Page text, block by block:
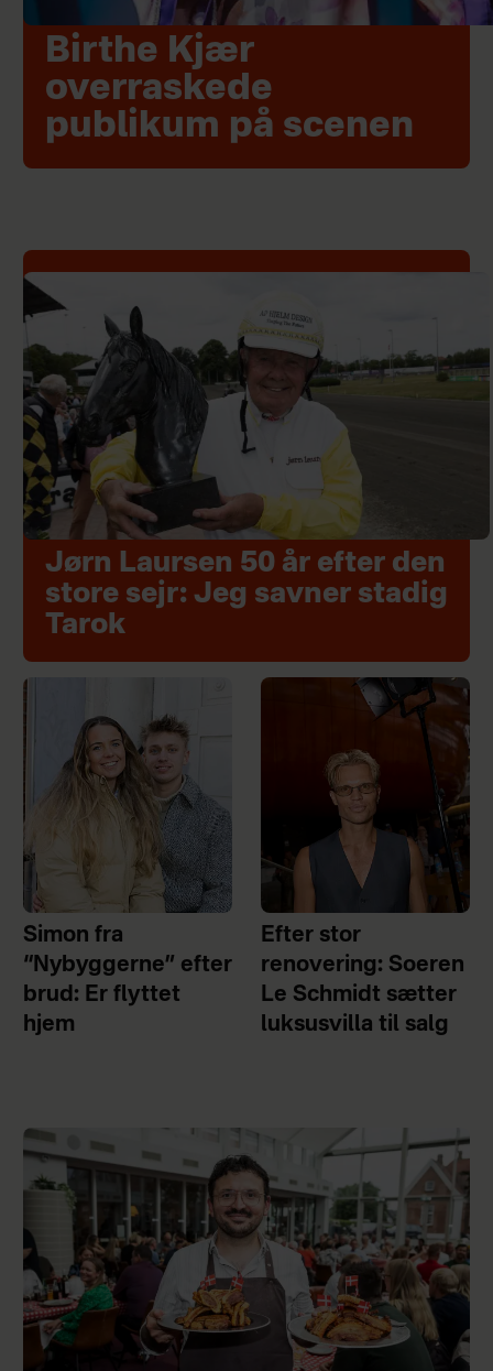
Birthe Kjær
overraskede
publikum på scenen
Jørn Laursen 50 år efter den
store sejr: Jeg savner stadig
Tarok
Simon fra
“Nybyggerne” efter
brud: Er flyttet
hjem
Efter stor
renovering: Soeren
Le Schmidt sætter
luksusvilla til salg